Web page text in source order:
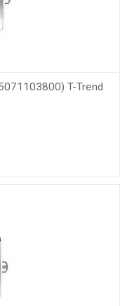
T-Trend